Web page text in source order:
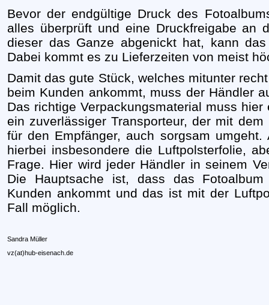
Bevor der endgültige Druck des
alles überprüft und eine Druckfreigabe an
dieser das Ganze abgenickt hat, kann
Dabei kommt es zu Lieferzeiten von meist
Damit das gute Stück, welches mitunter
beim Kunden ankommt, muss der Händler
Das richtige Verpackungsmaterial muss
ein zuverlässiger Transporteur, der mit
für den Empfänger, auch sorgsam
hierbei insbesondere die Luftpolsterfolie,
Frage. Hier wird jeder Händler in seinem
Die Hauptsache ist, dass das
Kunden ankommt und das ist mit der
Fall möglich.
Sandra Müller
vz(at)hub-eisenach.de